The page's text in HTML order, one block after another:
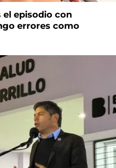
el episodio con
errores como